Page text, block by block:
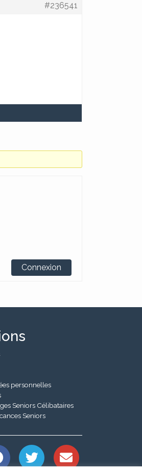
#236541
Connexion
personnelles
Seniors Célibataires
Seniors